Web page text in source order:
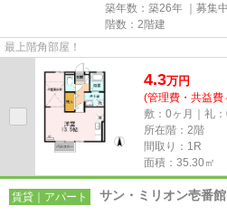
築年数：築26年 ｜募集中
階数：2階建
最上階角部屋！
4.3万円
(管理費・共益費
敷：0ヶ月｜礼：
所在階：2階
間取り：1R
面積：35.30㎡
賃貸｜アパート サン・ミリオン壱番館